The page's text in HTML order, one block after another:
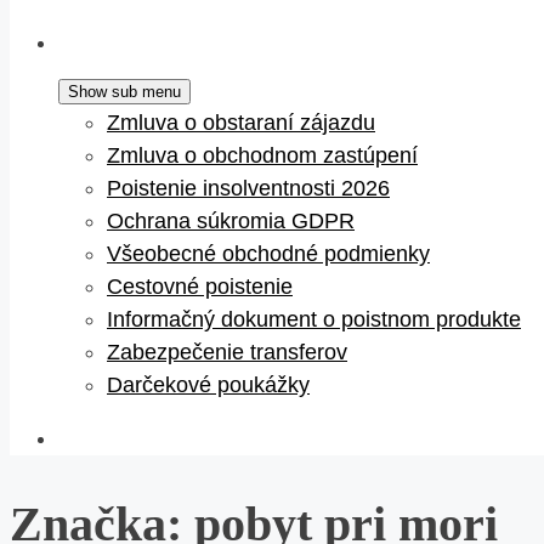
Show sub menu
Zmluva o obstaraní zájazdu
Zmluva o obchodnom zastúpení
Poistenie insolventnosti 2026
Ochrana súkromia GDPR
Všeobecné obchodné podmienky
Cestovné poistenie
Informačný dokument o poistnom produkte
Zabezpečenie transferov
Darčekové poukážky
Značka: pobyt pri mori